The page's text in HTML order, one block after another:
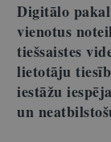
Digitālo
vienotus
tiešsaistes
lietotāju
iestāžu
un